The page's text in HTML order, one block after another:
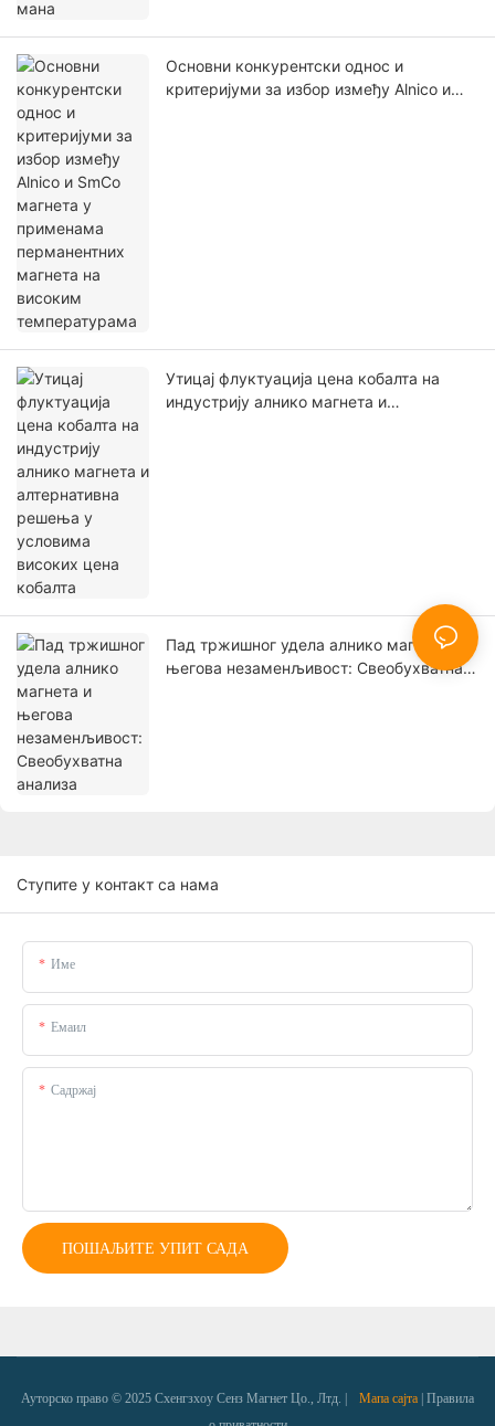
Основни конкурентски однос и
критеријуми за избор између Alnico и
Утицај флуктуација цена кобалта на
индустрију алнико магнета и
Пад тржишног удела алнико магнета и
његова незаменљивост: Свеобухватна
Ступите у контакт са нама
Име
Емаил
Садржај
ПОШАЉИТЕ УПИТ САДА
Ауторско право © 2025 Схенгзхоу Сенз Магнет Цо., Лтд. | Мапа сајта | Правила